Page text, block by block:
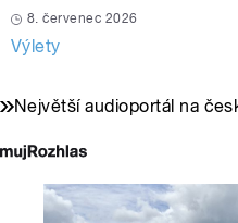
8. červenec 2026
Výlety
Největší audioportál na